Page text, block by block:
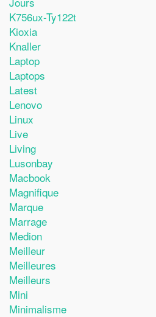
K756ux-Ty122t
Kioxia
Knaller
Laptop
Laptops
Latest
Lenovo
Linux
Live
Living
Lusonbay
Macbook
Magnifique
Marque
Marrage
Medion
Meilleur
Meilleures
Meilleurs
Mini
Minimalisme